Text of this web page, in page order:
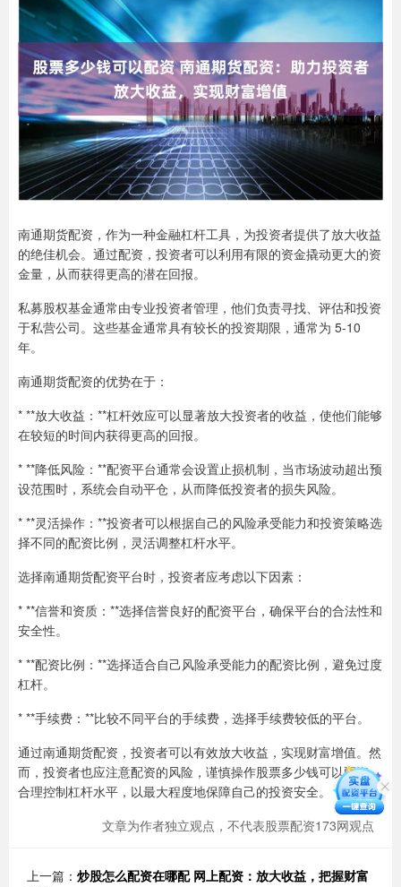
南通期货配资，作为一种金融杠杆工具，为投资者提供了放大收益
的绝佳机会。通过配资，投资者可以利用有限的资金撬动更大的资
金量，从而获得更高的潜在回报。
私募股权基金通常由专业投资者管理，他们负责寻找、评估和投资
于私营公司。这些基金通常具有较长的投资期限，通常为 5-10
年。
南通期货配资的优势在于：
* **放大收益：**杠杆效应可以显著放大投资者的收益，使他们能够
在较短的时间内获得更高的回报。
* **降低风险：**配资平台通常会设置止损机制，当市场波动超出预
设范围时，系统会自动平仓，从而降低投资者的损失风险。
* **灵活操作：**投资者可以根据自己的风险承受能力和投资策略选
择不同的配资比例，灵活调整杠杆水平。
选择南通期货配资平台时，投资者应考虑以下因素：
* **信誉和资质：**选择信誉良好的配资平台，确保平台的合法性和
安全性。
* **配资比例：**选择适合自己风险承受能力的配资比例，避免过度
杠杆。
* **手续费：**比较不同平台的手续费，选择手续费较低的平台。
通过南通期货配资，投资者可以有效放大收益，实现财富增值。然
而，投资者也应注意配资的风险，谨慎操作股票多少钱可以配资，
合理控制杠杆水平，以最大程度地保障自己的投资安全。
文章为作者独立观点，不代表股票配资173网观点
上一篇： 炒股怎么配资在哪配 网上配资：放大收益，把握财富